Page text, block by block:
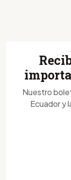
Nuestro
Ecuador y